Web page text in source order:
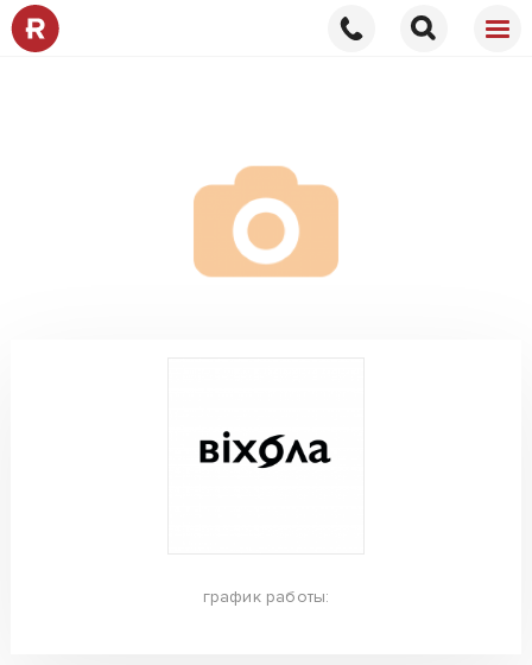
график работы: